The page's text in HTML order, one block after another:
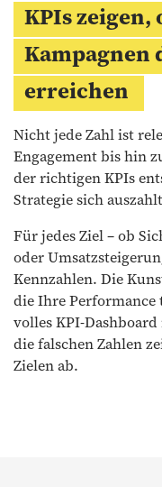
KPIs
Kampagnen
erreichen
Nicht jede Zahl ist
Engagement bis hin
der richtigen KPIs
Strategie sich
Für jedes Ziel – ob
oder
Kennzahlen. Die
die Ihre
volles KPI-
die falschen Zahlen
Zielen ab.